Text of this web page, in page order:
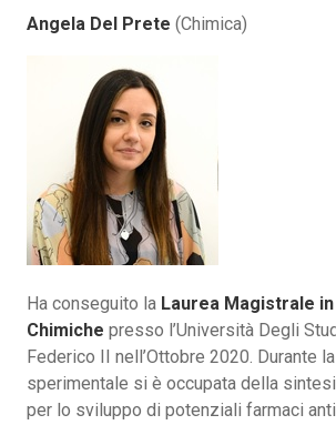
Angela Del Prete (Chimica)
Ha conseguito la Laurea Magistrale
Chimiche presso l’Università Degli
Federico II nell’Ottobre 2020. Durante
sperimentale si è occupata della
per lo sviluppo di potenziali farmaci